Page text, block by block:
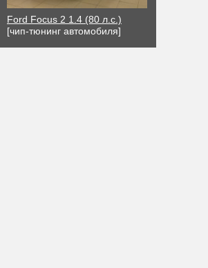
Ford Focus 2 1.4 (80 л.с.)
[чип-тюнинг автомобиля]